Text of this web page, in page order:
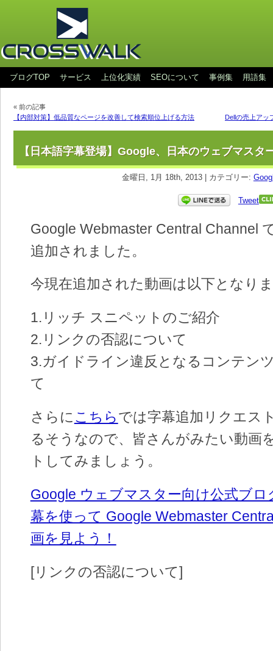
ブログTOP サービス 上位化実績 SEOについて 事例集 用語集
« 前の記事
【内部対策】低品質なページを改善して検索順位上げる方法
Dellの売上アッ
【日本語字幕登場】Google、日本のウェブマスタ
金曜日, 1月 18th, 2013 | カテゴリー:
Tweet
Google Webmaster Central Channel
追加されました。
今現在追加された動画は以下となり
1.リッチ スニペットのご紹介
2.リンクの否認について
3.ガイドライン違反となるコンテン
て
さらにこちらでは字幕追加リクエス
るそうなので、皆さんがみたい動画
トしてみましょう。
Google ウェブマスター向け公式ブロ
幕を使って Google Webmaster
画を見よう！
[リンクの否認について]